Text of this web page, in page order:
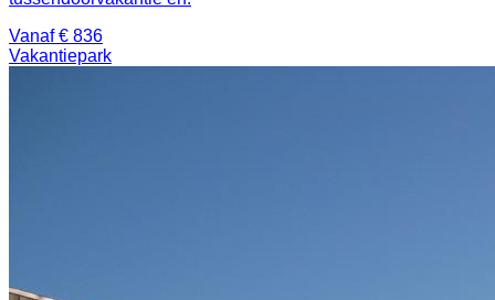
Vanaf € 836
Vakantiepark